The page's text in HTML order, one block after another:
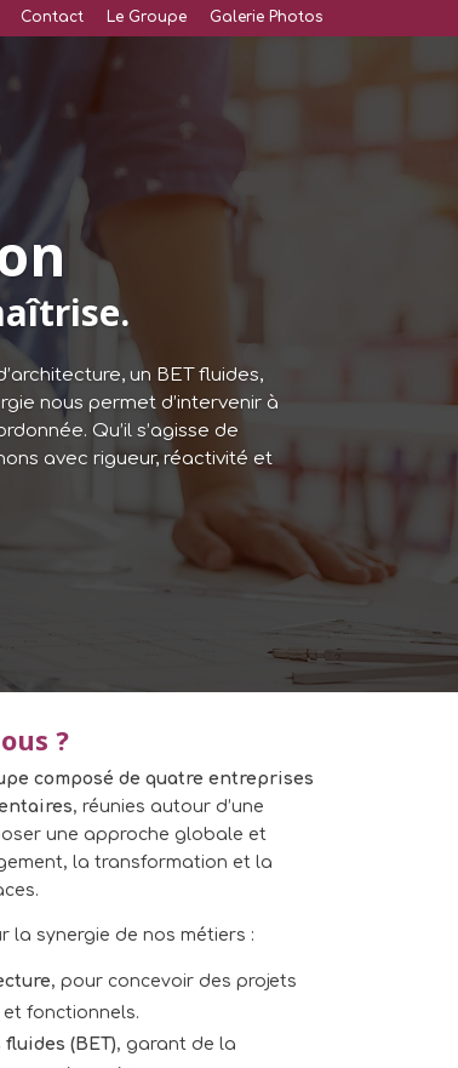
Contact Le Groupe Galerie Photos
un BET fluides,
nous permet d’intervenir à
Qu’il s’agisse de
avec rigueur, réactivité et
?
composé de quatre entreprises
, réunies autour d’une
une approche globale et
la transformation et la
la synergie de nos métiers :
, pour concevoir des projets
et fonctionnels.
fluides (BET), garant de la